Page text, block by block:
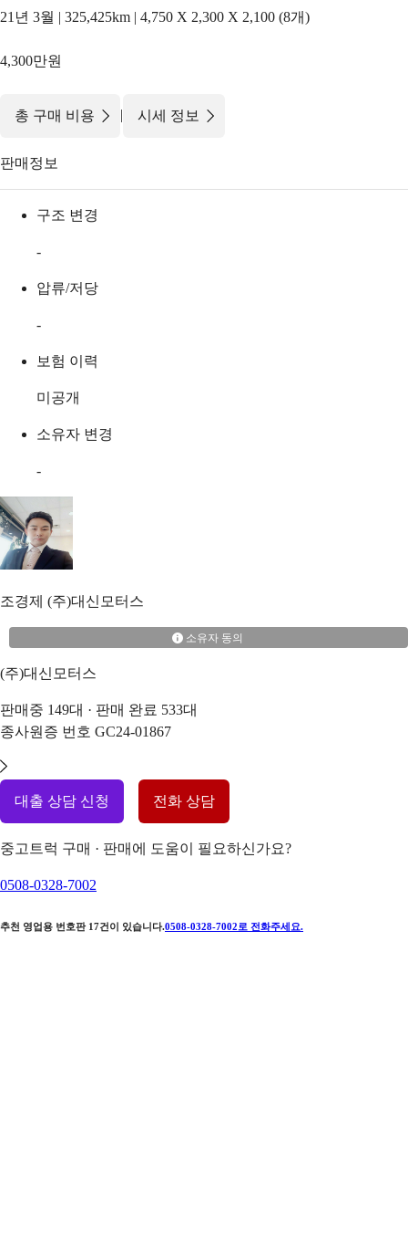
21년 3월 | 325,425km | 4,750 X 2,300 X 2,100 (8개)
4,300만원
총 구매 비용 | 시세 정보
판매정보
구조 변경
-
압류/저당
-
보험 이력
미공개
소유자 변경
-
조경제 (주)대신모터스
소유자 동의
(주)대신모터스
판매중 149대 · 판매 완료 533대
종사원증 번호 GC24-01867
대출 상담 신청 전화 상담
중고트럭 구매 · 판매에 도움이 필요하신가요?
0508-0328-7002
추천 영업용 번호판 17건이 있습니다.0508-0328-7002 로 전화주세요.